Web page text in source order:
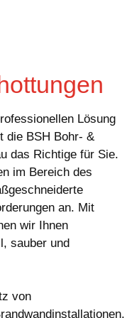
Lösung
die BSH Bohr- &
das Richtige für Sie.
im Bereich des
an. Mit
wir Ihnen
sauber und
von